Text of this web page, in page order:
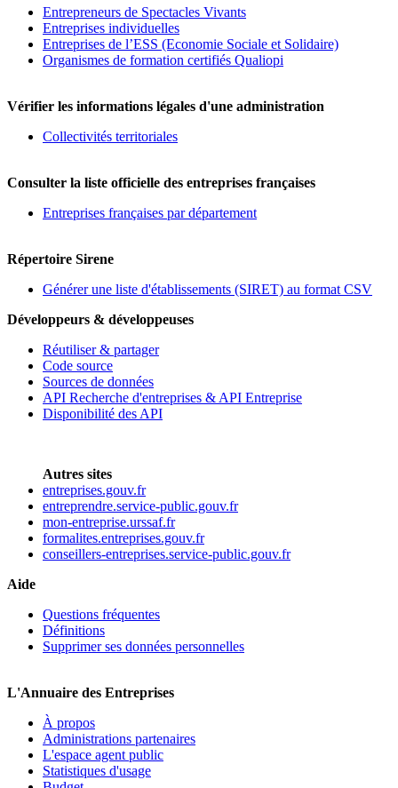
Entrepreneurs de Spectacles Vivants
Entreprises individuelles
Entreprises de l’ESS (Economie Sociale et Solidaire)
Organismes de formation certifiés Qualiopi
Vérifier les informations légales d'une administration
Collectivités territoriales
Consulter la liste officielle des entreprises françaises
Entreprises françaises par département
Répertoire Sirene
Générer une liste d'établissements (SIRET) au format CSV
Développeurs & développeuses
Réutiliser & partager
Code source
Sources de données
API Recherche d'entreprises & API Entreprise
Disponibilité des API
Autres sites
entreprises.gouv.fr
entreprendre.service-public.gouv.fr
mon-entreprise.urssaf.fr
formalites.entreprises.gouv.fr
conseillers-entreprises.service-public.gouv.fr
Aide
Questions fréquentes
Définitions
Supprimer ses données personnelles
L'Annuaire des Entreprises
À propos
Administrations partenaires
L'espace agent public
Statistiques d'usage